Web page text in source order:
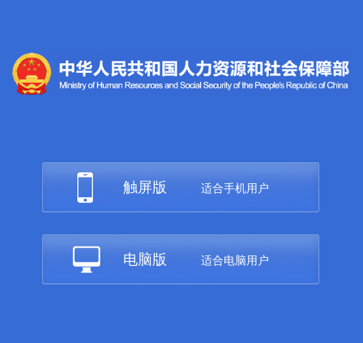
触屏版 适合手机用户
电脑版 适合电脑用户